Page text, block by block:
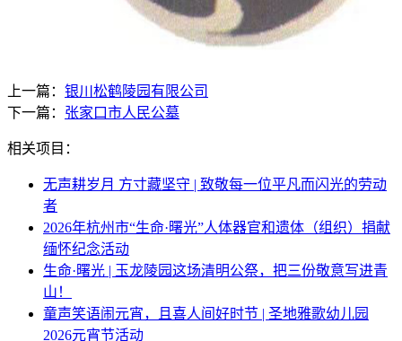
上一篇： 银川松鹤陵园有限公司
下一篇： 张家口市人民公墓
相关项目：
无声耕岁月 方寸藏坚守 | 致敬每一位平凡而闪光的劳动
者
2026年杭州市“生命·曙光”人体器官和遗体（组织）捐献
缅怀纪念活动
生命·曙光 | 玉龙陵园这场清明公祭，把三份敬意写进青
山！
童声笑语闹元宵，且喜人间好时节 | 圣地雅歌幼儿园
2026元宵节活动